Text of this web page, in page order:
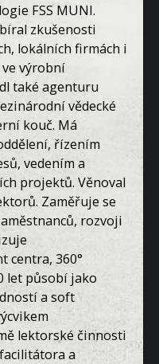
FSS MUNI.
zkušenosti
lokálních firmách i
výrobní
také agenturu
vědecké
kouč. Má
řízením
vedením a
projektů. Věnoval
Zaměřuje se
rozvoji
centra, 360°
let působí jako
a soft
lektorské činnosti
a